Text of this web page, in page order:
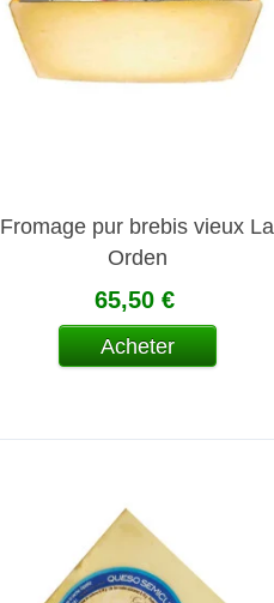
Fromage pur brebis vieux La
Orden
65,50 €
Acheter